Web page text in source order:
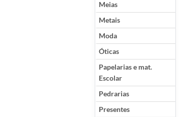
Meias
Metais
Moda
Óticas
Papelarias e mat.
Escolar
Pedrarias
Presentes